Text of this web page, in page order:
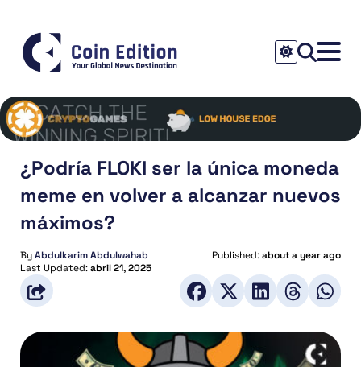
¿Podría FLOKI ser la única moneda
meme en volver a alcanzar nuevos
máximos?
ByAbdulkarim Abdulwahab Published:about a year ago
Last Updated:abril 21, 2025